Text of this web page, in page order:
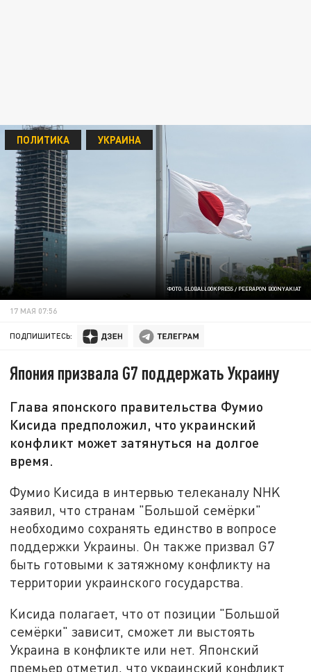
ФОТО: GLOBALLOOKPRESS / PEERAPON BOONYAKIAT
ПОЛИТИКА УКРАИНА
17 МАЯ 07:56
ПОДПИШИТЕСЬ:
Япония призвала G7 поддержать Украину
Глава японского правительства Фумио
Кисида предположил, что украинский
конфликт может затянуться на долгое
время.
Фумио Кисида в интервью телеканалу NHK
заявил, что странам "Большой семёрки"
необходимо сохранять единство в вопросе
поддержки Украины. Он также призвал G7
быть готовыми к затяжному конфликту на
территории украинского государства.
Кисида полагает, что от позиции "Большой
семёрки" зависит, сможет ли выстоять
Украина в конфликте или нет. Японский
премьер отметил, что украинский конфликт